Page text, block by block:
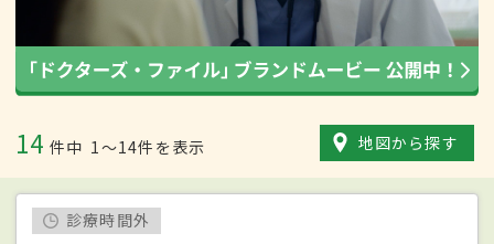
14 件中 1〜14件を表示 地図から探す
診療時間外